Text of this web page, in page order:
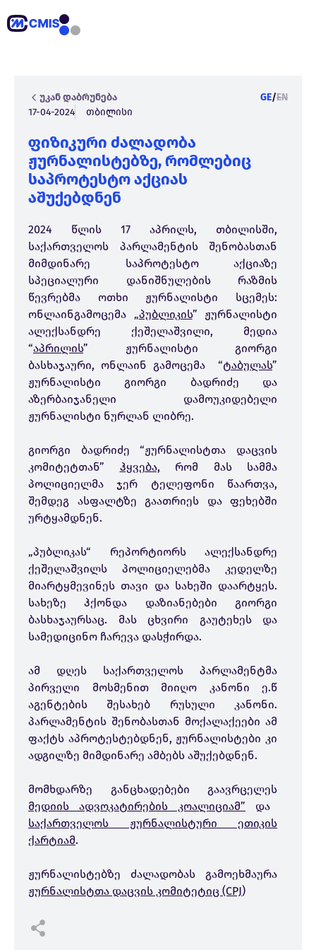
უკან დაბრუნება GE/EN
17-04-2024
თბილისი
ფიზიკური ძალადობა
ჟურნალისტებზე, რომლებიც
საპროტესტო აქციას
აშუქებდნენ
2024 წლის 17 აპრილს, თბილისში,
საქართველოს პარლამენტის შენობასთან
მიმდინარე საპროტესტო აქციაზე
სპეციალური დანიშნულების რაზმის
წევრებმა ოთხი ჟურნალისტი სცემეს:
ონლაინგამოცემა „პუბლიკის” ჟურნალისტი
ალექსანდრე ქეშელაშვილი, მედია
“აპრილის” ჟურნალისტი გიორგი
ბასხაჯაური, ონლაინ გამოცემა “ტაბულას”
ჟურნალისტი გიორგი ბადრიძე და
აზერბაიჯანელი დამოუკიდებელი
ჟურნალისტი ნურლან ლიბრე.
გიორგი ბადრიძე “ჟურნალისტთა დაცვის
კომიტეტთან” ჰყვება, რომ მას სამმა
პოლიციელმა ჯერ ტელეფონი წაართვა,
შემდეგ ასფალტზე გაათრიეს და ფეხებში
ურტყამდნენ.
„პუბლიკას“ რეპორტიორს ალექსანდრე
ქეშელაშვილს პოლიციელებმა კედელზე
მიარტყმევინეს თავი და სახეში დაარტყეს.
სახეზე ჰქონდა დაზიანებები გიორგი
ბასხაჯაურსაც. მას ცხვირი გაუტეხეს და
სამედიცინო ჩარევა დასჭირდა.
ამ დღეს საქართველოს პარლამენტმა
პირველი მოსმენით მიიღო კანონი ე.წ
აგენტების შესახებ რუსული კანონი.
პარლამენტის შენობასთან მოქალაქეები ამ
ფაქტს აპროტესტებდნენ, ჟურნალისტები კი
ადგილზე მიმდინარე ამბებს აშუქებდნენ.
მომხდარზე განცხადებები გაავრცელეს
მედიის ადვოკატირების კოალიციამ” და
საქართველოს ჟურნალისტური ეთიკის
ქარტიამ.
ჟურნალისტებზე ძალადობას გამოეხმაურა
ჟურნალისტთა დაცვის კომიტეტიც (CPJ)